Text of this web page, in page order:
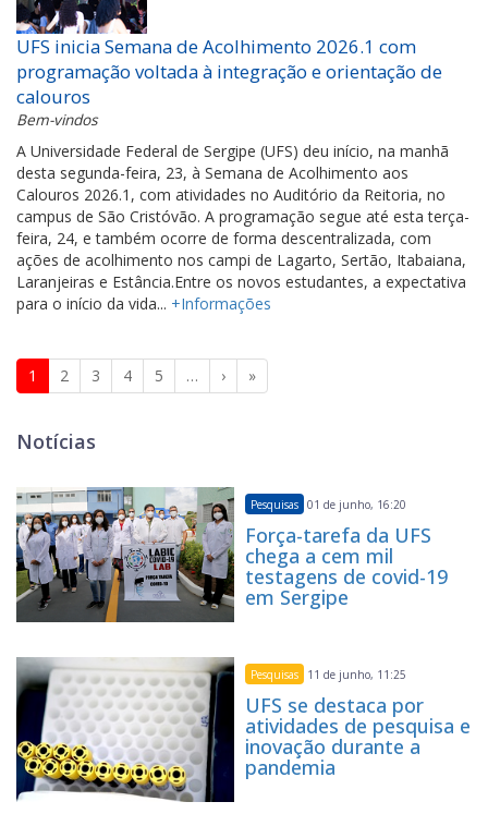
UFS inicia Semana de Acolhimento 2026.1 com
programação voltada à integração e orientação de
calouros
Bem-vindos
A Universidade Federal de Sergipe (UFS) deu início, na manhã
desta segunda-feira, 23, à Semana de Acolhimento aos
Calouros 2026.1, com atividades no Auditório da Reitoria, no
campus de São Cristóvão. A programação segue até esta terça-
feira, 24, e também ocorre de forma descentralizada, com
ações de acolhimento nos campi de Lagarto, Sertão, Itabaiana,
Laranjeiras e Estância.Entre os novos estudantes, a expectativa
para o início da vida... +Informações
1 2 3 4 5 … › »
Notícias
Pesquisas 01 de junho, 16:20
Força-tarefa da UFS
chega a cem mil
testagens de covid-19
em Sergipe
Pesquisas 11 de junho, 11:25
UFS se destaca por
atividades de pesquisa e
inovação durante a
pandemia